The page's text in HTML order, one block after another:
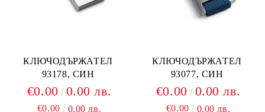
КЛЮЧОДЪРЖАТЕЛ
93178, СИН
€0.00 0.00 лв.
€0.00 0.00 лв.
КЛЮЧОДЪРЖАТЕЛ
93077, СИН
€0.00 0.00 лв.
€0.00 0.00 лв.